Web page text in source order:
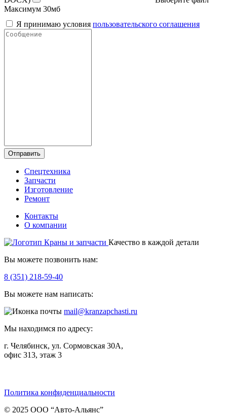
Максимум 30мб
Я принимаю условия пользовательского соглашения
Отправить
Спецтехника
Запчасти
Изготовление
Ремонт
Контакты
О компании
Качество в каждой детали
Вы можете позвонить нам:
8 (351) 218-59-40
Вы можете нам написать:
mail@kranzapchasti.ru
Мы находимся по адресу:
г. Челябинск, ул. Сормовская 30А,
офис 313, этаж 3
Политика конфиденциальности
© 2025 ООО “Авто-Альянс”